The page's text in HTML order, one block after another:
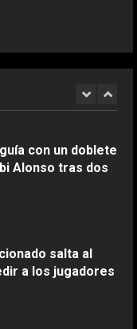
senderuelas
camilla tras una
de Gayà
con un doblete
Alonso tras dos
salta al
a los jugadores